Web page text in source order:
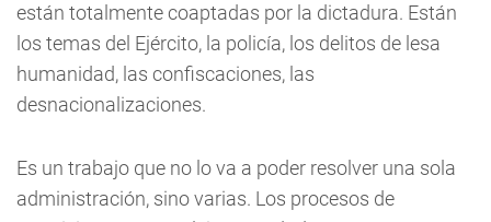
están totalmente coaptadas por la dictadura. Están
los temas del Ejército, la policía, los delitos de lesa
humanidad, las confiscaciones, las
desnacionalizaciones.
Es un trabajo que no lo va a poder resolver una sola
administración, sino varias. Los procesos de